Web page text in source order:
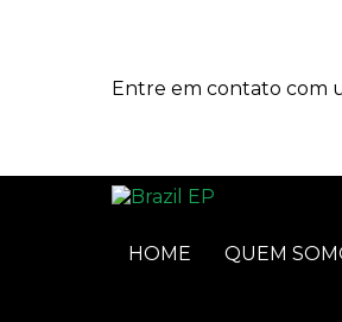
Entre em contato com
HOME QUEM